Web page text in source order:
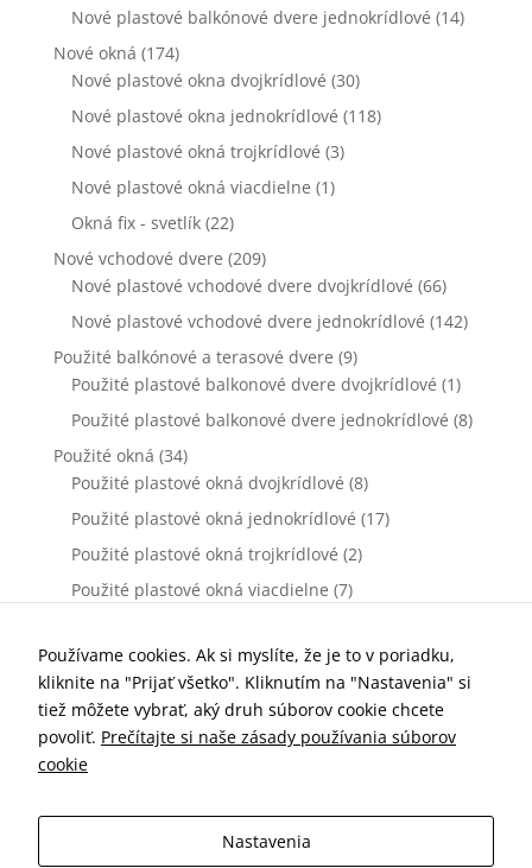
Nové plastové balkónové dvere jednokrídlové (14)
Nové okná (174)
Nové plastové okna dvojkrídlové (30)
Nové plastové okna jednokrídlové (118)
Nové plastové okná trojkrídlové (3)
Nové plastové okná viacdielne (1)
Okná fix - svetlík (22)
Nové vchodové dvere (209)
Nové plastové vchodové dvere dvojkrídlové (66)
Nové plastové vchodové dvere jednokrídlové (142)
Použité balkónové a terasové dvere (9)
Použité plastové balkonové dvere dvojkrídlové (1)
Použité plastové balkonové dvere jednokrídlové (8)
Použité okná (34)
Použité plastové okná dvojkrídlové (8)
Použité plastové okná jednokrídlové (17)
Použité plastové okná trojkrídlové (2)
Použité plastové okná viacdielne (7)
Použité plastové vchodové dvere dvojkrídlové (0)
Použité plastové vchodové dvere jednokrídlové (0)
Príslušenstvo k oknám a dverám (77)
Kľučky dverové (10)
Parapety vonkajšie (19)
Používame cookies. Ak si myslíte, že je to v poriadku,
kliknite na "Prijať všetko". Kliknutím na "Nastavenia" si
tiež môžete vybrať, aký druh súborov cookie chcete
povoliť. Prečítajte si naše zásady používania súborov
cookie
Nastavenia
počas návštevy
našej stránky
na zobrazenie
prispôsobeného
obsahu a